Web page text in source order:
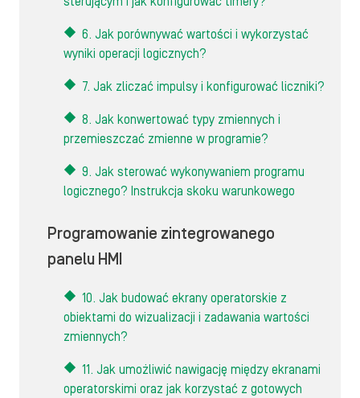
6. Jak porównywać wartości i wykorzystać
wyniki operacji logicznych?
7. Jak zliczać impulsy i konfigurować liczniki?
8. Jak konwertować typy zmiennych i
przemieszczać zmienne w programie?
9. Jak sterować wykonywaniem programu
logicznego? Instrukcja skoku warunkowego
Programowanie zintegrowanego
panelu HMI
10. Jak budować ekrany operatorskie z
obiektami do wizualizacji i zadawania wartości
zmiennych?
11. Jak umożliwić nawigację między ekranami
operatorskimi oraz jak korzystać z gotowych